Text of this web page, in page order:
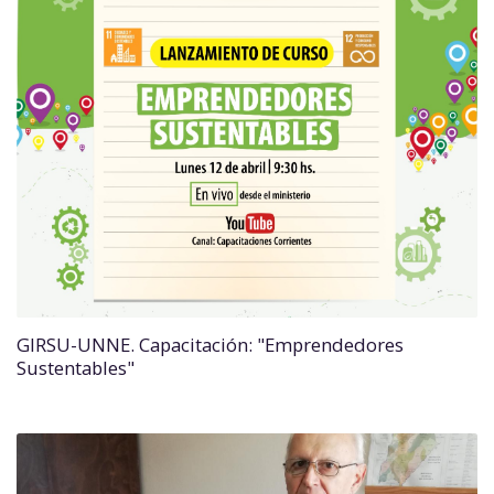
GIRSU-UNNE. Capacitación: "Emprendedores
Sustentables"